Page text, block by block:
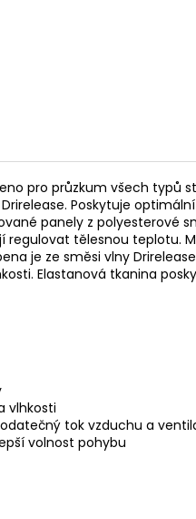
pro průzkum všech typů
Poskytuje
panely z polyesterové
tělesnou teplotu.
je ze směsi vlny
Elastanová tkanina
vlhkosti
tok vzduchu a
volnost pohybu